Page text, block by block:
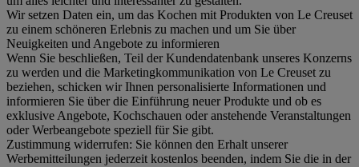
Wir setzen Daten ein, um das Kochen mit Produkten von Le Creuset
zu einem schöneren Erlebnis zu machen und um Sie über
Neuigkeiten und Angebote zu informieren
Wenn Sie beschließen, Teil der Kundendatenbank unseres Konzerns
zu werden und die Marketingkommunikation von Le Creuset zu
beziehen, schicken wir Ihnen personalisierte Informationen und
informieren Sie über die Einführung neuer Produkte und ob es
exklusive Angebote, Kochschauen oder anstehende Veranstaltungen
oder Werbeangebote speziell für Sie gibt.
Zustimmung widerrufen: Sie können den Erhalt unserer
Werbemitteilungen jederzeit kostenlos beenden, indem Sie die in der